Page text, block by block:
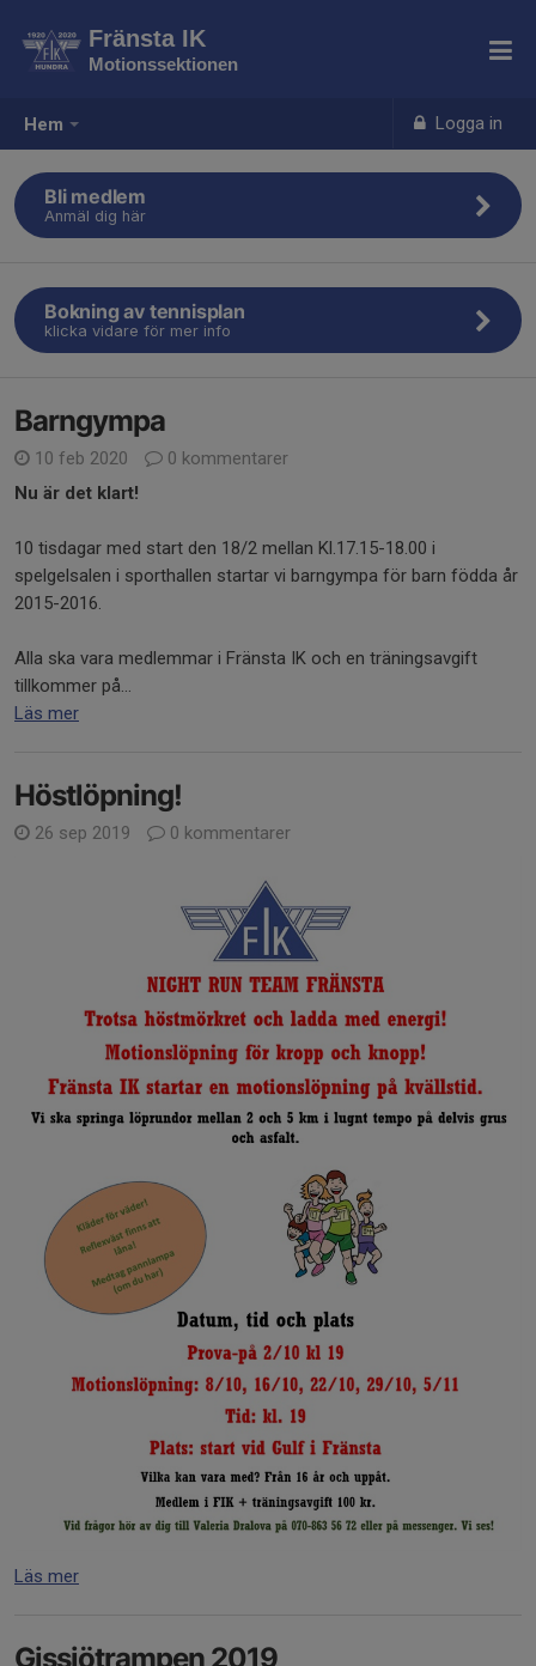
Hem Logga in
Fränsta IK
Motionssektionen
Bli medlem
Anmäl dig här
Bokning av tennisplan
klicka vidare för mer info
Barngympa
10 feb 2020
0 kommentarer
Nu är det klart!
10 tisdagar med start den 18/2 mellan Kl.17.15-18.00 i
spelgelsalen i sporthallen startar vi barngympa för barn födda år
2015-2016.
Alla ska vara medlemmar i Fränsta IK och en träningsavgift
tillkommer på...
Läs mer
Höstlöpning!
26 sep 2019 0 kommentarer
Läs mer
Gissjötrampen 2019